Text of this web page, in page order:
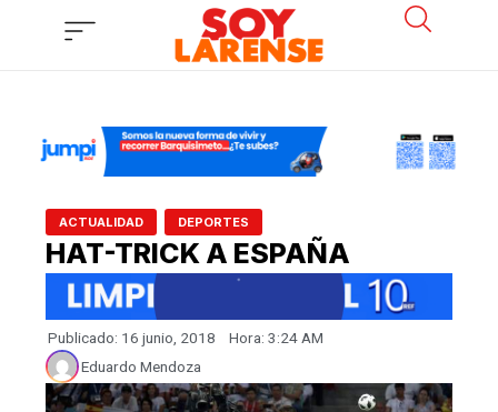
ACTUALIDAD DEPORTES
HAT-TRICK A ESPAÑA
Publicado: 16 junio, 2018 Hora: 3:24 AM
Eduardo Mendoza